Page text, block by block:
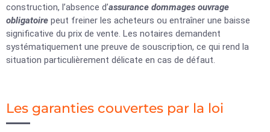
construction, l’absence d’assurance dommages ouvrage
obligatoire peut freiner les acheteurs ou entraîner une baisse
significative du prix de vente. Les notaires demandent
systématiquement une preuve de souscription, ce qui rend la
situation particulièrement délicate en cas de défaut.
Les garanties couvertes par la loi